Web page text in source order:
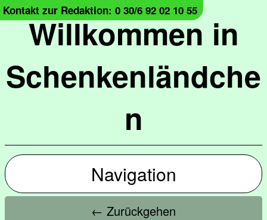
Willkommen in
Schenkenländche
n
Kontakt zur Redaktion: 0 30/6 92 02 10 55
Navigation
← Zurückgehen